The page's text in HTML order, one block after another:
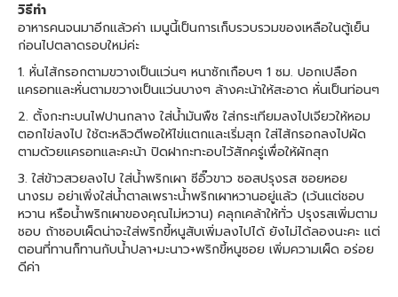
วิธีทำ
อาหารคนจนมาอีกแล้วค่า เมนูนี้เป็นการเก็บรวบรวมของเหลือในตู้เย็น
ก่อนไปตลาดรอบใหม่ค่ะ
1. หั่นไส้กรอกตามขวางเป็นแว่นๆ หนาซักเกือบๆ 1 ซม. ปอกเปลือก
แครอทและหั่นตามขวางเป็นแว่นบางๆ ล้างคะน้าให้สะอาด หั่นเป็นท่อนๆ
2. ตั้งกะทะบนไฟปานกลาง ใส่น้ำมันพืช ใส่กระเทียมลงไปเจียวให้หอม
ตอกไข่ลงไป ใช้ตะหลิวตีพอให้ไข่แตกและเริ่มสุก ใส่ไส้กรอกลงไปผัด
ตามด้วยแครอทและคะน้า ปิดฝากะทะอบไว้สักครู่เพื่อให้ผักสุก
3. ใส่ข้าวสวยลงไป ใส่น้ำพริกเผา ซีอิ๊วขาว ซอสปรุงรส ซอยหอย
นางรม อย่าเพิ่งใส่น้ำตาลเพราะน้ำพริกเผาหวานอยู่แล้ว (เว้นแต่ชอบ
หวาน หรือน้ำพริกเผาของคุณไม่หวาน) คลุกเคล้าให้ทั่ว ปรุงรสเพิ่มตาม
ชอบ ถ้าชอบเผ็ดน่าจะใส่พริกขี้หนูสับเพิ่มลงไปได้ ยังไม่ได้ลองนะคะ แต่
ตอนที่ทานก็ทานกับน้ำปลา+มะนาว+พริกขี้หนูซอย เพิ่มความเผ็ด อร่อย
ดีค่า